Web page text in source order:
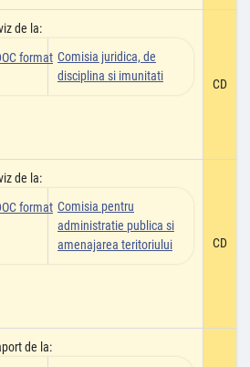
de la:
Comisia juridica, de
disciplina si imunitati
CD
de la:
Comisia pentru
administratie publica si
amenajarea teritoriului
CD
de la: